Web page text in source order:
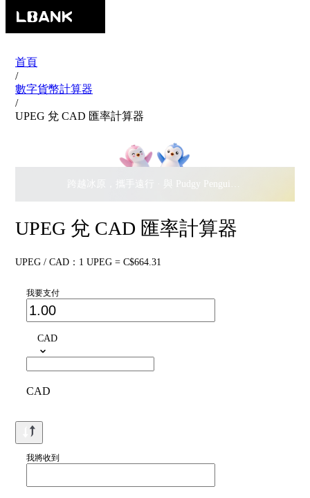
首頁
/
數字貨幣計算器
/
UPEG 兌 CAD 匯率計算器
跨越冰原，攜手遠行 · 與 Pudgy Penguins 搖擺瓜分
UPEG 兌 CAD 匯率計算器
UPEG / CAD：1 UPEG = C$664.31
我要支付
CAD
CAD
我將收到